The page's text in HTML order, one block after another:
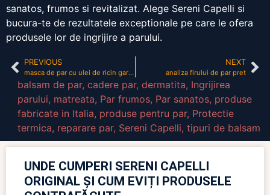
sanatos, frumos si revitalizat. Alege Sereni Capelli si
bucura-te de rezultatele exceptionale pe care le ofera
produsele lor de ingrijire a parului.
PREVIOUS
masca de par cu ulei de ricin garnier
NEXT
analiza firului de par pret
balsam de par, cadere par, dermatita, Ingrijirea
parului, matreata, Par frumos, Par sanatos, produse
fabricate in Italia, produse pentru par, Protectie
termica, reparare par, Sereni Capelli, tipuri de balsam
UNDE CUMPERI SERENI CAPELLI
ORIGINAL ȘI CUM EVIȚI PRODUSELE